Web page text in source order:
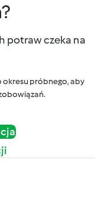
potraw czeka na
okresu próbnego, aby